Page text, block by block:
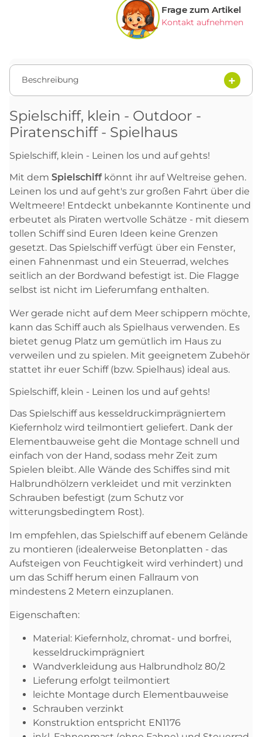
Frage zum Artikel
Kontakt aufnehmen
Beschreibung
Spielschiff, klein - Outdoor -
Piratenschiff - Spielhaus
Spielschiff, klein - Leinen los und auf gehts!
Mit dem Spielschiffkönnt ihr auf Weltreise gehen.
Leinen los und auf geht's zur großen Fahrt über die
Weltmeere! Entdeckt unbekannte Kontinente und
erbeutet als Piraten wertvolle Schätze - mit diesem
tollen Schiff sind Euren Ideen keine Grenzen
gesetzt. Das Spielschiff verfügt über ein Fenster,
einen Fahnenmast und ein Steuerrad, welches
seitlich an der Bordwand befestigt ist. Die Flagge
selbst ist nicht im Lieferumfang enthalten.
Wer gerade nicht auf dem Meer schippern möchte,
kann das Schiff auch als Spielhaus verwenden. Es
bietet genug Platz um gemütlich im Haus zu
verweilen und zu spielen. Mit geeignetem Zubehör
stattet ihr euer Schiff (bzw. Spielhaus) ideal aus.
Spielschiff, klein - Leinen los und auf gehts!
Das Spielschiff aus kesseldruckimprägniertem
Kiefernholz wird teilmontiert geliefert. Dank der
Elementbauweise geht die Montage schnell und
einfach von der Hand, sodass mehr Zeit zum
Spielen bleibt. Alle Wände des Schiffes sind mit
Halbrundhölzern verkleidet und mit verzinkten
Schrauben befestigt (zum Schutz vor
witterungsbedingtem Rost).
Im empfehlen, das Spielschiff auf ebenem Gelände
zu montieren (idealerweise Betonplatten - das
Aufsteigen von Feuchtigkeit wird verhindert) und
um das Schiff herum einen Fallraum von
mindestens 2 Metern einzuplanen.
Eigenschaften:
Material: Kiefernholz, chromat- und borfrei,
kesseldruckimprägniert
Wandverkleidung aus Halbrundholz 80/2
Lieferung erfolgt teilmontiert
leichte Montage durch Elementbauweise
Schrauben verzinkt
Konstruktion entspricht EN1176